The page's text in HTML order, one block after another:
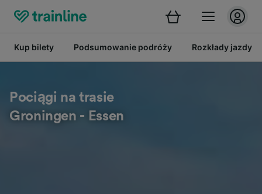
Kup bilety Podsumowanie podróży Rozkłady jazdy
Pociągi na trasie
Groningen - Essen